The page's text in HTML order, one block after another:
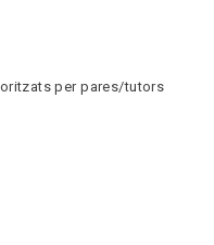
per pares/tutors